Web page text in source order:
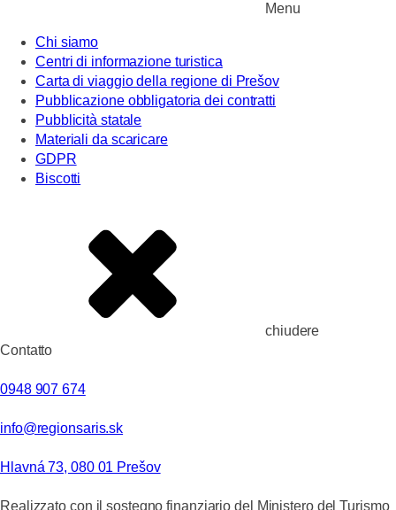
Menu
Chi siamo
Centri di informazione turistica
Carta di viaggio della regione di Prešov
Pubblicazione obbligatoria dei contratti
Pubblicità statale
Materiali da scaricare
GDPR
Biscotti
chiudere
Contatto
0948 907 674
info@regionsaris.sk
Hlavná 73, 080 01 Prešov
Realizzato con il sostegno finanziario del Ministero del Turismo